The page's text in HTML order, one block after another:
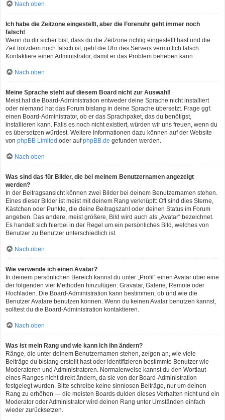
Nach oben
Ich habe die Zeitzone eingestellt, aber die Forenuhr geht immer noch
falsch!
Wenn du dir sicher bist, dass du die Zeitzone richtig eingestellt hast und die
Zeit trotzdem noch falsch ist, geht die Uhr des Servers vermutlich falsch.
Kontaktiere einen Administrator, damit er das Problem beheben kann.
Nach oben
Meine Sprache steht auf diesem Board nicht zur Auswahl!
Meist hat die Board-Administration entweder deine Sprache nicht installiert
oder niemand hat das Forum bislang in deine Sprache übersetzt. Frage ggf.
einen Board-Administrator, ob er das Sprachpaket, das du benötigst,
installieren kann. Falls es noch nicht existiert, würden wir uns freuen, wenn du
es übersetzen würdest. Weitere Informationen dazu können auf der Website
von phpBB Limited oder aufphpBB.de gefunden werden.
Nach oben
Was sind das für Bilder, die bei meinem Benutzernamen angezeigt
werden?
In der Beitragsansicht können zwei Bilder bei deinem Benutzernamen stehen.
Eines dieser Bilder ist meist mit deinem Rang verknüpft: Oft sind dies Sterne,
Kästchen oder Punkte, die deine Beitragszahl oder deinen Status im Forum
angeben. Das andere, meist größere, Bild wird auch als „Avatar“ bezeichnet.
Es handelt sich hierbei in der Regel um ein persönliches Bild, welches von
Benutzer zu Benutzer unterschiedlich ist.
Nach oben
Wie verwende ich einen Avatar?
In deinem persönlichen Bereich kannst du unter „Profil“ einen Avatar über eine
der folgenden vier Methoden hinzufügen: Gravatar, Galerie, Remote oder
Hochladen. Die Board-Administration kann bestimmen, ob und wie die
Benutzer Avatare benutzen können. Wenn du keinen Avatar benutzen kannst,
solltest du die Board-Administration kontaktieren.
Nach oben
Was ist mein Rang und wie kann ich ihn ändern?
Ränge, die unter deinem Benutzernamen stehen, zeigen an, wie viele
Beiträge du bislang erstellt hast oder identifizieren bestimmte Benutzer wie
Moderatoren und Administratoren. Normalerweise kannst du den Wortlaut
eines Ranges nicht direkt ändern, da sie von der Board-Administration
festgelegt wurden. Bitte schreibe keine sinnlosen Beiträge, nur um deinen
Rang zu erhöhen — die meisten Boards dulden dieses Verhalten nicht und ein
Moderator oder Administrator wird deinen Rang unter Umständen einfach
wieder zurücksetzen.